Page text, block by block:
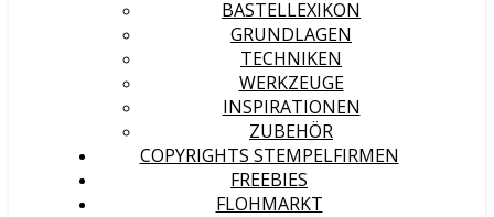
BASTELLEXIKON
GRUNDLAGEN
TECHNIKEN
WERKZEUGE
INSPIRATIONEN
ZUBEHÖR
COPYRIGHTS STEMPELFIRMEN
FREEBIES
FLOHMARKT